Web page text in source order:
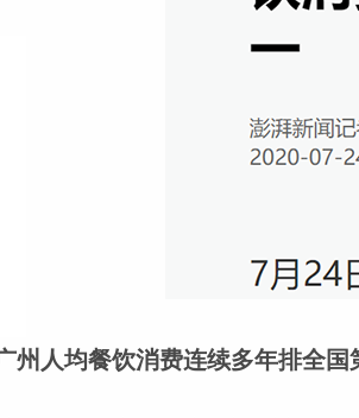
州人均餐饮消费连续多年排全国